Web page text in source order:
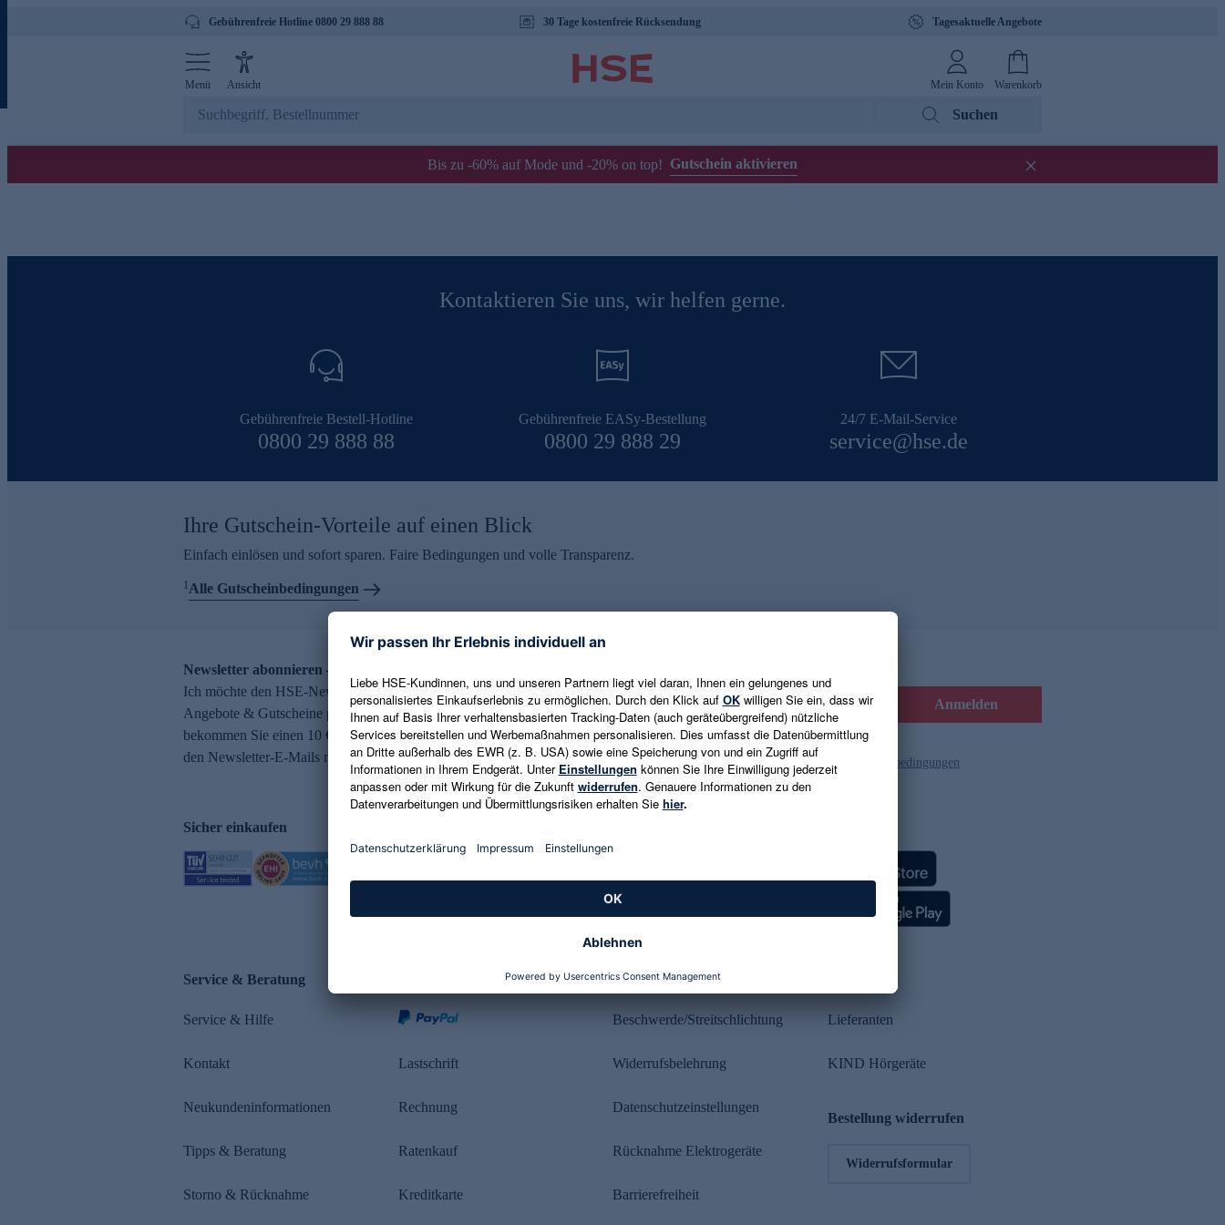
Gebührenfreie Hotline 0800 29 888 88 30 Tage kostenfreie Rücksendung Tagesaktuelle Angebote
Menü Ansicht Mein Konto Warenkorb
Suchen
Bis zu -60% auf Mode und -20% on top! Gutschein aktivieren
Kontaktieren Sie uns, wir helfen gerne.
Gebührenfreie Bestell-Hotline
0800 29 888 88
Gebührenfreie EASy-Bestellung
0800 29 888 29
24/7 E-Mail-Service
service@hse.de
Ihre Gutschein-Vorteile auf einen Blick
Einfach einlösen und sofort sparen. Faire Bedingungen und volle Transparenz.
1Alle Gutscheinbedingungen
Newsletter abonnieren – 10 € Gutschein erhalten
Ich möchte den HSE-Newsletter abonnieren und aktuelle Trends,
Angebote & Gutscheine per E-Mail erhalten. Als Dankeschön
bekommen Sie einen 10 € Gutschein. Eine Abmeldung ist jederzeit in
den Newsletter-E-Mails möglich.
E-Mail-Adresse eingeben Anmelden
Es gelten die Datenschutzrichtlinien und die Gutscheinbedingungen
Sicher einkaufen
Service & Beratung
Service & Hilfe
Kontakt
Neukundeninformationen
Tipps & Beratung
Storno & Rücknahme
Lastschrift
Rechnung
Ratenkauf
Kreditkarte
Rechtliches
Beschwerde/Streitschlichtung
Widerrufsbelehrung
Datenschutzeinstellungen
Rücknahme Elektrogeräte
Barrierefreiheit
Lieferanten
KIND Hörgeräte
Bestellung widerrufen
Widerrufsformular